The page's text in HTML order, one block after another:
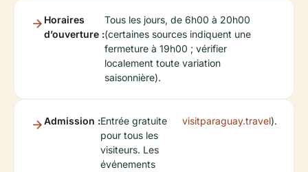
Horaires
d’ouverture :
Tous les jours, de 6h00 à 20h00
(certaines sources indiquent une
fermeture à 19h00 ; vérifier
localement toute variation
saisonnière).
Admission :Entrée gratuite
pour tous les
visiteurs. Les
événements
visitparaguay.travel).